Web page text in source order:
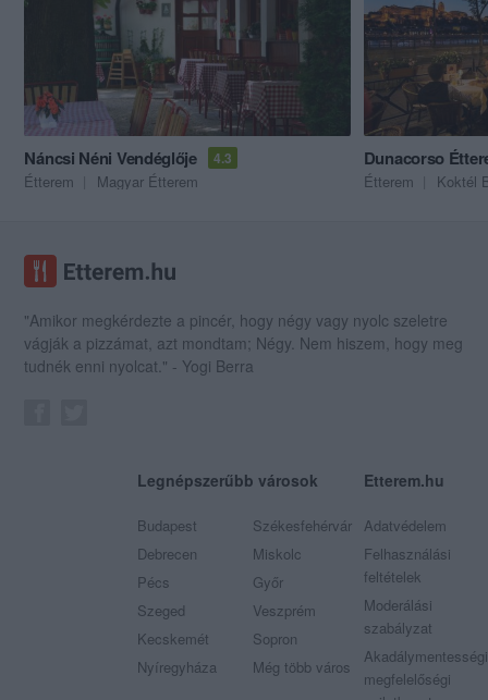
Náncsi Néni Vendéglője 4.3
Étterem Magyar Étterem
Dunacorso
Étterem Koktél
"Amikor megkérdezte a pincér, hogy négy vagy nyolc szeletre
vágják a pizzámat, azt mondtam; Négy. Nem hiszem, hogy meg
tudnék enni nyolcat." - Yogi Berra
Legnépszerűbb városok
Budapest
Debrecen
Pécs
Szeged
Kecskemét
Nyíregyháza
Székesfehérvár
Miskolc
Győr
Veszprém
Sopron
Még több város
Etterem.hu
Adatvédelem
Felhasználási
feltételek
Moderálási
szabályzat
Akadálymentességi
megfelelőségi